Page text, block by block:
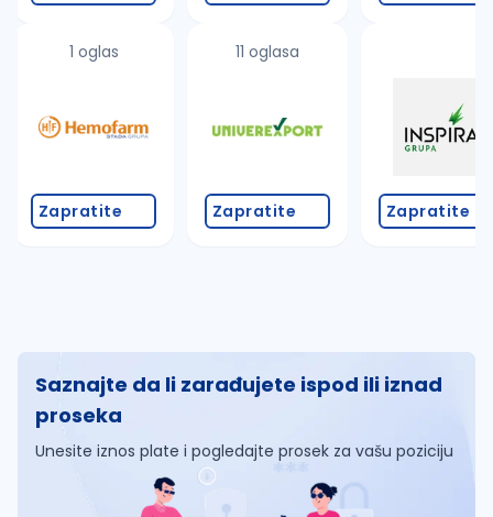
1 oglas
Zapratite
11 oglasa
Zapratite Zapratite
Saznajte da li zarađujete ispod ili iznad
proseka
Unesite iznos plate i pogledajte prosek za vašu poziciju